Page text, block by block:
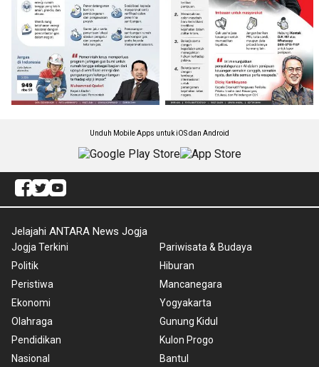
Unduh Mobile Apps untuk iOS dan Android
Jelajahi ANTARA News Jogja
Jogja Terkini
Politik
Peristiwa
Ekonomi
Olahraga
Pendidikan
Nasional
Pariwisata & Budaya
Hiburan
Mancanegara
Yogyakarta
Gunung Kidul
Kulon Progo
Bantul